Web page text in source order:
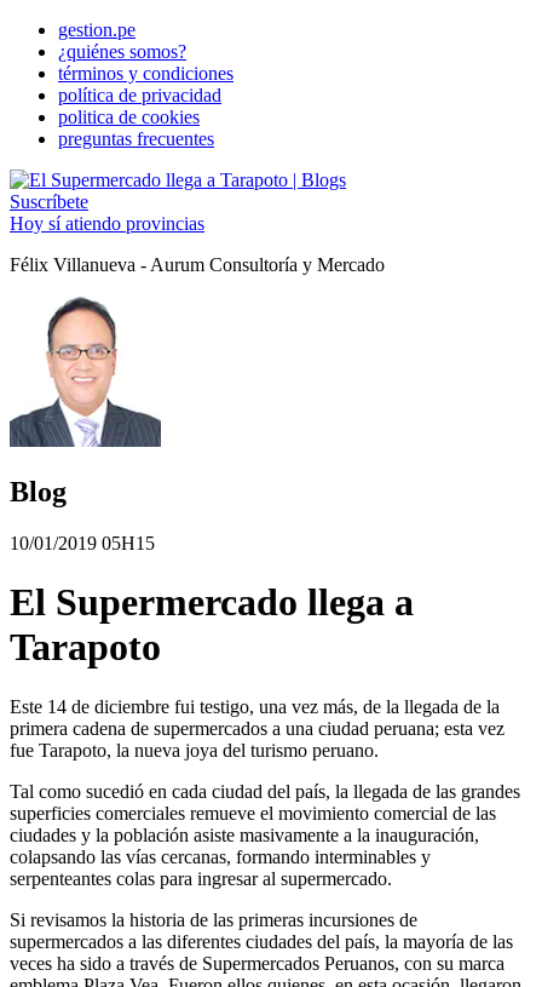
gestion.pe
¿quiénes somos?
términos y condiciones
política de privacidad
politica de cookies
preguntas frecuentes
Suscríbete
Hoy sí atiendo provincias
Félix Villanueva - Aurum Consultoría y Mercado
Blog
10/01/2019 05H15
El Supermercado llega a
Tarapoto
Este 14 de diciembre fui testigo, una vez más, de la llegada de la
primera cadena de supermercados a una ciudad peruana; esta vez
fue Tarapoto, la nueva joya del turismo peruano.
Tal como sucedió en cada ciudad del país, la llegada de las grandes
superficies comerciales remueve el movimiento comercial de las
ciudades y la población asiste masivamente a la inauguración,
colapsando las vías cercanas, formando interminables y
serpenteantes colas para ingresar al supermercado.
Si revisamos la historia de las primeras incursiones de
supermercados a las diferentes ciudades del país, la mayoría de las
veces ha sido a través de Supermercados Peruanos, con su marca